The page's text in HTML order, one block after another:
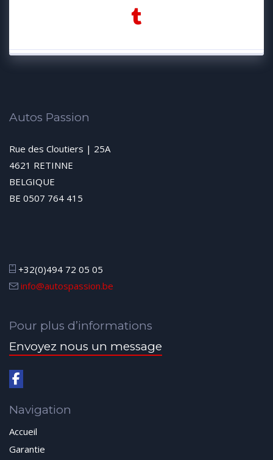
Autos Passion
Rue des Cloutiers | 25A
4621 RETINNE
BELGIQUE
BE 0507 764 415
+32(0)494 72 05 05
info@autospassion.be
Pour plus d’informations
Envoyez nous un message
Navigation
Accueil
Garantie